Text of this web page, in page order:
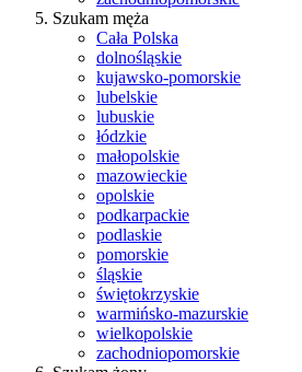
Szukam męża
Cała Polska
dolnośląskie
kujawsko-pomorskie
lubelskie
lubuskie
łódzkie
małopolskie
mazowieckie
opolskie
podkarpackie
podlaskie
pomorskie
śląskie
świętokrzyskie
warmińsko-mazurskie
wielkopolskie
zachodniopomorskie